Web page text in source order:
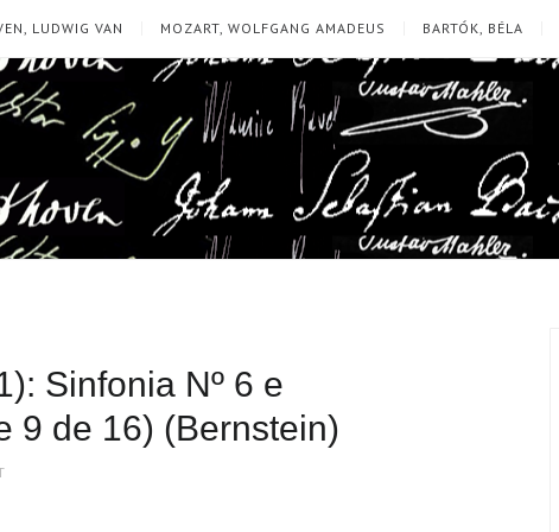
LUDWIG VAN MOZART, WOLFGANG AMADEUS BARTÓK, BÉLA
Sinfonia Nº 6 e
9 de 16) (Bernstein)